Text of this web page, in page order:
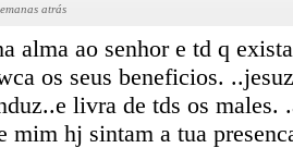
atrás
alma ao senhor e td q
os seus beneficios.
livra de tds os males.
mim hj sintam a tua